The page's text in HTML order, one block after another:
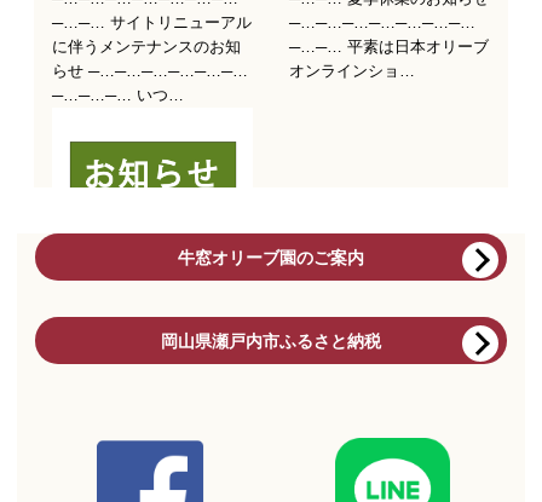
牛窓オリーブ園のご案内
岡山県瀬戸内市ふるさと納税